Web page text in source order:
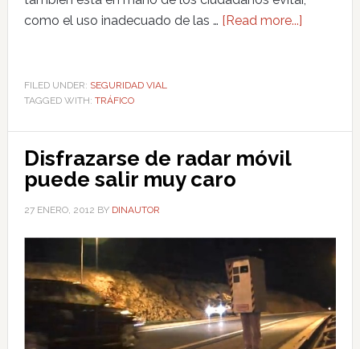
como el uso inadecuado de las … [Read more...]
FILED UNDER: SEGURIDAD VIAL
TAGGED WITH: TRÁFICO
Disfrazarse de radar móvil
puede salir muy caro
27 ENERO, 2012 BY DINAUTOR